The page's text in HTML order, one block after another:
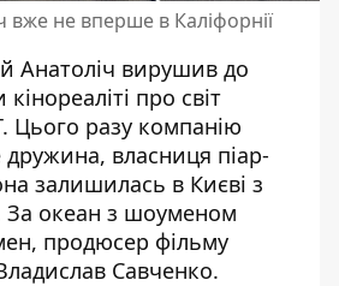
не вперше в Каліфорнії
Анатоліч вирушив до
про світ
. Цього разу компанію
власниця піар-
залишилась в Києві з
За океан з шоуменом
продюсер фільму
Савченко.